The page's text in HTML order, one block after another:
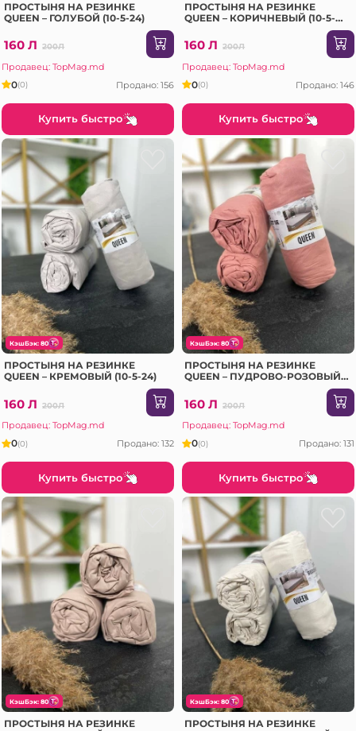
ПРОСТЫНЯ НА РЕЗИНКЕ
QUEEN – ГОЛУБОЙ (10-5-24)
160 Л 200Л
Продавец: TopMag.md
0(0) Продано: 156
Купить быстро
ПРОСТЫНЯ НА РЕЗИНКЕ
QUEEN – КОРИЧНЕВЫЙ (10-5-
160 Л 200Л
Продавец: TopMag.md
0(0) Продано: 146
Купить быстро
КэшБэк: 80
ПРОСТЫНЯ НА РЕЗИНКЕ
QUEEN – КРЕМОВЫЙ (10-5-24)
160 Л 200Л
Продавец: TopMag.md
0(0) Продано: 132
Купить быстро
КэшБэк: 80
ПРОСТЫНЯ НА РЕЗИНКЕ
QUEEN – ПУДРОВО-РОЗОВЫЙ
160 Л 200Л
Продавец: TopMag.md
0(0) Продано: 131
Купить быстро
КэшБэк: 80
ПРОСТЫНЯ НА РЕЗИНКЕ
КэшБэк: 80
ПРОСТЫНЯ НА РЕЗИНКЕ